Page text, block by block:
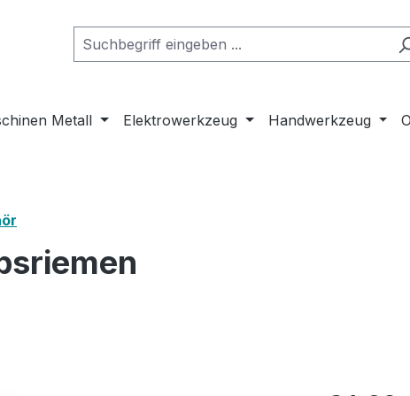
Metall Elektrowerkzeug Handwerkzeug